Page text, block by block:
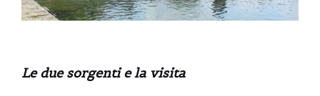
Le due sorgenti e la visita